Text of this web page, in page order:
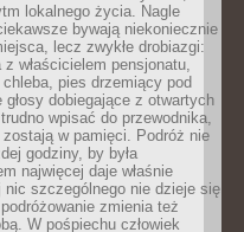
lokalnego życia. Nagle
bywają niekoniecznie
lecz zwykłe drobiazgi:
z właścicielem pensjonatu,
pies drzemiący pod
dobiegające z otwartych
wpisać do przewodnika,
zostają w pamięci. Podróż nie
godziny, by była
najwięcej daje właśnie
nic szczególnego nie dzieje się
zmienia też
W pośpiechu człowiek